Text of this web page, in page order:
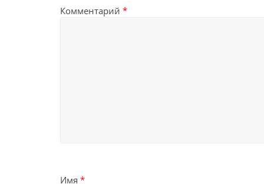
Комментарий *
Имя *